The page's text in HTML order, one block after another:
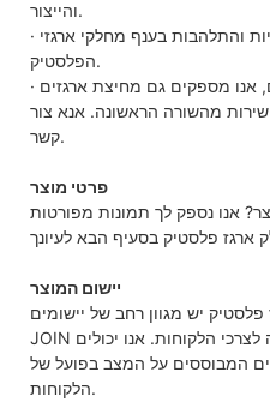
והייצור.
· לחברתנו צוות עובדים מלאי חיוניות והתלהבות בענף מחלקי ארגזי
הפלסטיק.
· על מנת לספק את המשתמשים, אנו מספקים גם מחיצת ארגזים
מהשורה הראשונה. אנא צור
קשר.
פרטי מוצר
אנו נספק לך תמונות מפורטות
יישום המוצר
JOIN עשירה בניסיון תעשייתי ורגישה לצרכי הלקוחות. אנו יכולים
המבוססים על המצב בפועל של
הלקוחות.